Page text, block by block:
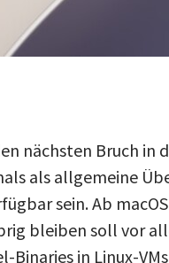
nächsten Bruch in
als allgemeine
sein. Ab
bleiben soll vor
Binaries in Linux-